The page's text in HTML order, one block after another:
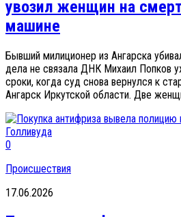
увозил женщин на
машине
Бывший милиционер из Ангарска
дела не связала ДНК Михаил Попков
сроки, когда суд снова вернулся к
Ангарск Иркутской области. Две
0
Происшествия
17.06.2026